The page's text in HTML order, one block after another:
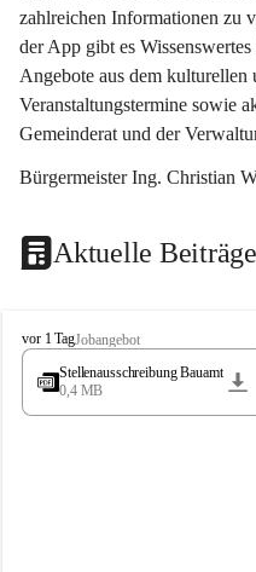
zahlreichen Informationen zu
der App gibt es
Angebote aus dem kulturellen
Veranstaltungstermine sowie
Gemeinderat und der
Bürgermeister Ing. Christian
Aktuelle Beiträge
S
t
s
vor 1 TagJobangebot
Stellenausschreibung Bauamt
0,4 MB